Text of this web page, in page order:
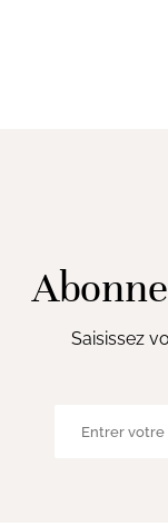
Saisissez